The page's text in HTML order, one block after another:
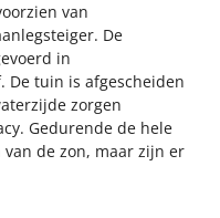
van
De
in
tuin is afgescheiden
zorgen
Gedurende de hele
de zon, maar zijn er